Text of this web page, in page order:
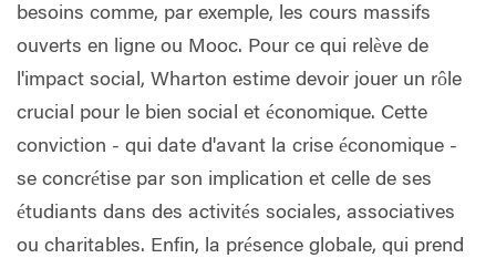
besoins comme, par exemple, les cours massifs
ouverts en ligne ou Mooc. Pour ce qui relève de
l'impact social, Wharton estime devoir jouer un rôle
crucial pour le bien social et économique. Cette
conviction - qui date d'avant la crise économique -
se concrétise par son implication et celle de ses
étudiants dans des activités sociales, associatives
ou charitables. Enfin, la présence globale, qui prend